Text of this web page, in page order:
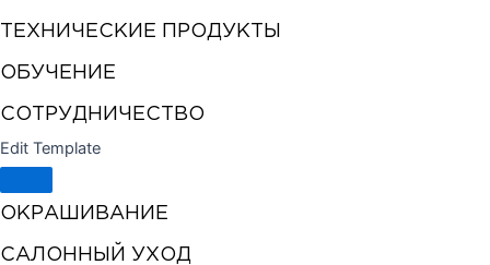
ТЕХНИЧЕСКИЕ ПРОДУКТЫ
ОБУЧЕНИЕ
СОТРУДНИЧЕСТВО
Edit Template
ОКРАШИВАНИЕ
САЛОННЫЙ УХОД